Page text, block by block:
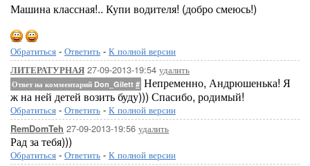
Машина классная!.. Купи водителя! (добро смеюсь!)
Обратиться - Ответить - К полной версии
ЛИТЕРАТУРНАЯ 27-09-2013-19:54 удалить
Ответ на комментарий Don_Gilett # Непременно, Андрюшенька! Я
ж на ней детей возить буду))) Спасибо, родимый!
Обратиться - Ответить - К полной версии
RemDomTeh 27-09-2013-19:56 удалить
Рад за тебя)))
Обратиться - Ответить - К полной версии